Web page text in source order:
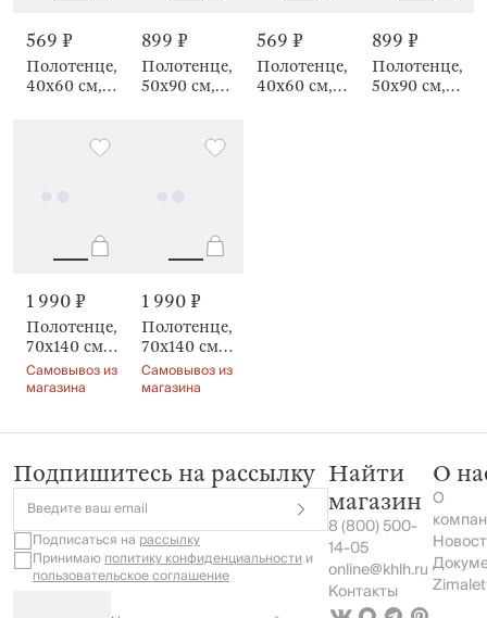
569 ₽
Полотенце,
40х60 см,
899 ₽
Полотенце,
50х90 см,
569 ₽
Полотенце,
40х60 см,
899 ₽
Полотенце,
50х90 см,
1 990 ₽
Полотенце,
70х140 см,
Felpado
cotton
Самовывоз из
магазина
1 990 ₽
Полотенце,
70х140 см,
Felpado
cotton
Самовывоз из
магазина
Подпишитесь на рассылку
Введите ваш email
Подписаться на рассылку
Принимаюполитику конфиденциальностии
пользовательское соглашение
Найти
магазин
8 (800) 500-
14-05
online@khlh.ru
Контакты
О
О